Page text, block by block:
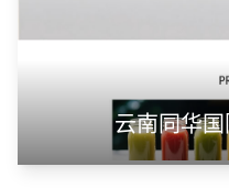
云南同华